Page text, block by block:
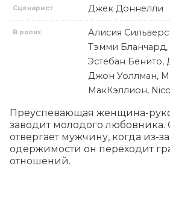
Сценарист Джек Доннелли
В ролях
Алисия
Тэмми Бланчард,
Эстебан
Джон Уоллман,
МакКэллион,
Преуспевающая женщина-
заводит молодого любовника.
отвергает мужчину, когда из-
одержимости он переходит
отношений.